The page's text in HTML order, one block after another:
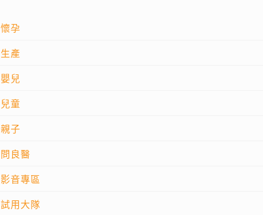
懷孕
生產
嬰兒
兒童
親子
問良醫
影音專區
試用大隊